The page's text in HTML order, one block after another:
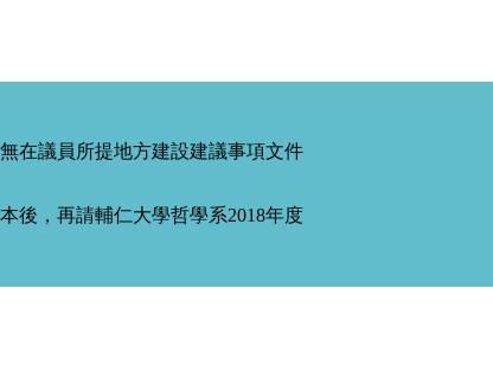
在議員所提地方建設建議事項文件
後，再請輔仁大學哲學系2018年度